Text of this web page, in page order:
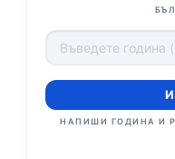
НАПИШИ ГОДИНА И